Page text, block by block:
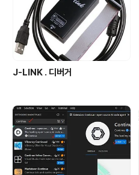
J-LINK . 디버거